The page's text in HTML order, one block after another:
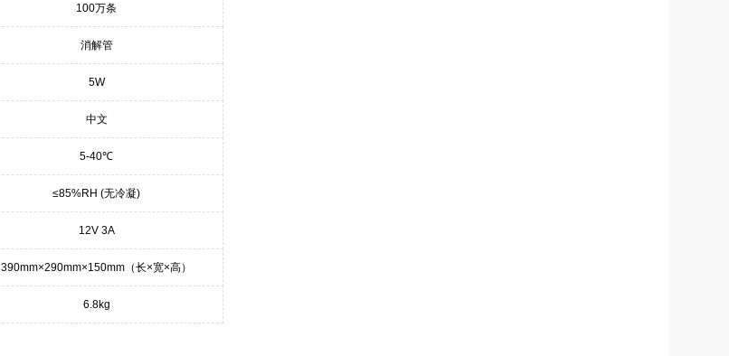
100万条
消解管
5W
中文
5-40℃
≤85%RH (无冷凝)
12V 3A
390mm×290mm×150mm（长×宽×高）
6.8kg